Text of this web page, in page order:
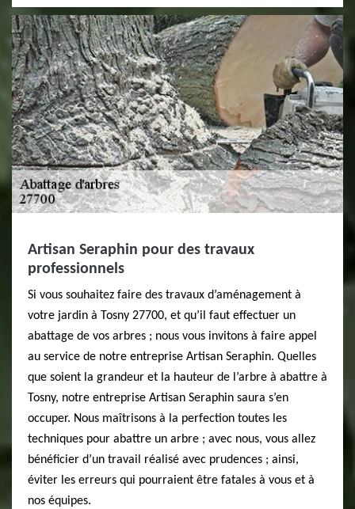
Artisan Seraphin pour des travaux
professionnels
Si vous souhaitez faire des travaux d’aménagement à
votre jardin à Tosny 27700, et qu’il faut effectuer un
abattage de vos arbres ; nous vous invitons à faire appel
au service de notre entreprise Artisan Seraphin. Quelles
que soient la grandeur et la hauteur de l’arbre à abattre à
Tosny, notre entreprise Artisan Seraphin saura s’en
occuper. Nous maîtrisons à la perfection toutes les
techniques pour abattre un arbre ; avec nous, vous allez
bénéficier d’un travail réalisé avec prudences ; ainsi,
éviter les erreurs qui pourraient être fatales à vous et à
nos équipes.